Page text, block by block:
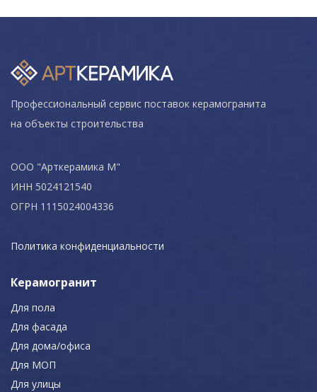
Профессиональный сервис поставок керамогранита
на объекты строительства
ООО "Арткерамика М"
ИНН 5024121540
ОГРН 1115024004336
Политика конфиденциальности
Керамогранит
Для пола
Для фасада
Для дома/офиса
Для МОП
Для улицы